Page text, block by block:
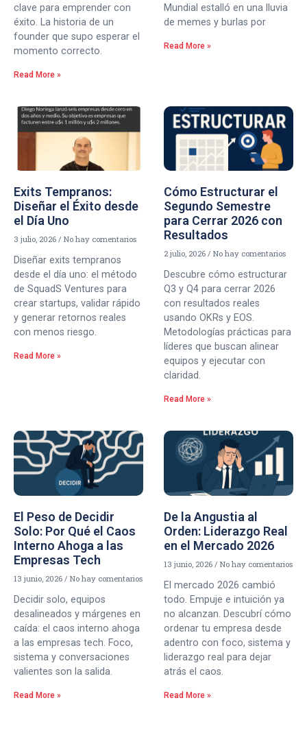
clave para emprender con
éxito. La historia de un
founder que supo esperar el
momento correcto.
Read More »
Mundial estalló en una lluvia
de memes y burlas por
Read More »
Exits Tempranos:
Diseñar el Éxito desde
el Día Uno
3 julio, 2026 No hay comentarios
Diseñar exits tempranos
desde el día uno: el método
de SquadS Ventures para
crear startups, validar rápido
y generar retornos reales
con menos riesgo.
Read More »
Cómo Estructurar el
Segundo Semestre
para Cerrar 2026 con
Resultados
2 julio, 2026 No hay comentarios
Descubre cómo estructurar
Q3 y Q4 para cerrar 2026
con resultados reales
usando OKRs y EOS.
Metodologías prácticas para
líderes que buscan alinear
equipos y ejecutar con
claridad.
Read More »
El Peso de Decidir
Solo: Por Qué el Caos
Interno Ahoga a las
Empresas Tech
13 junio, 2026 No hay comentarios
Decidir solo, equipos
desalineados y márgenes en
caída: el caos interno ahoga
a las empresas tech. Foco,
sistema y conversaciones
valientes son la salida.
Read More »
De la Angustia al
Orden: Liderazgo Real
en el Mercado 2026
13 junio, 2026 No hay comentarios
El mercado 2026 cambió
todo. Empuje e intuición ya
no alcanzan. Descubrí cómo
ordenar tu empresa desde
adentro con foco, sistema y
liderazgo real para dejar
atrás el caos.
Read More »